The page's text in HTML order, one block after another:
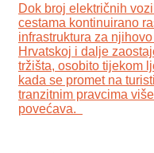
Dok broj električnih
cestama kontinuirano
infrastruktura za
Hrvatskoj i dalje
tržišta, osobito tijekom
kada se promet na
tranzitnim pravcima
povećava.